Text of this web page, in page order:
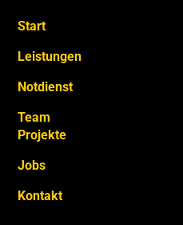
Start
Leistungen
Notdienst
Team
Projekte
Jobs
Kontakt